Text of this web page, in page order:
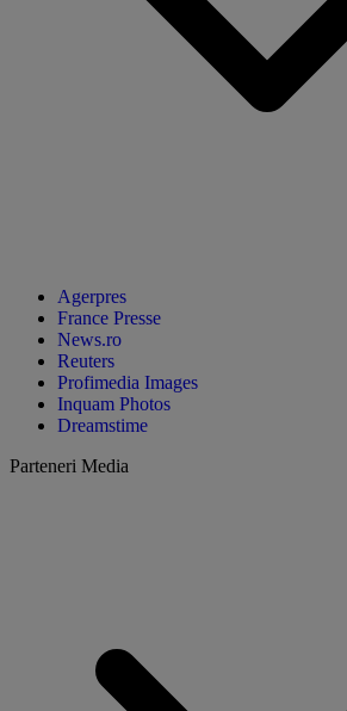
Agerpres
France Presse
News.ro
Reuters
Profimedia Images
Inquam Photos
Dreamstime
Parteneri Media